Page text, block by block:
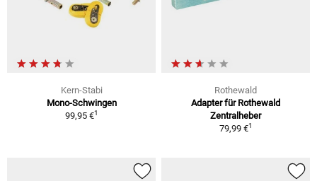
Kern-Stabi
Mono-Schwingen
99,95 €1
Rothewald
Adapter für Rothewald
Zentralheber
79,99 €1